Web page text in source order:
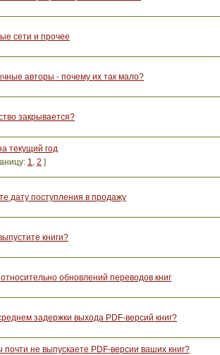
сети и прочее
авторы - почему их так мало?
закрывается?
текущий год
1, 2 ]
дату поступления в продажу
книги?
обновлений переводов книг
задержки выхода PDF-версий книг?
почти не выпускаете PDF-версии ваших книг?